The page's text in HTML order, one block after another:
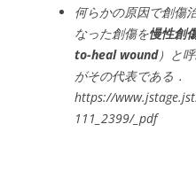
何らかの原因で創傷
なった創傷を慢性創
to-heal wound）と呼
がその代表である．
https://
111_2399/_pdf